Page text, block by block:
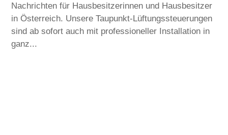
Nachrichten für Hausbesitzerinnen und Hausbesitzer
in Österreich. Unsere Taupunkt-Lüftungssteuerungen
sind ab sofort auch mit professioneller Installation in
ganz...